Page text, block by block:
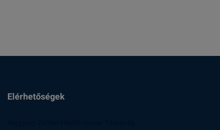
Elérhetőségek